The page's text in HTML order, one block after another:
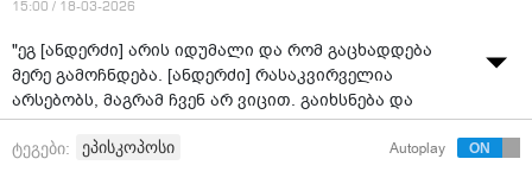
15:00 / 18-03-2026
"ეგ [ანდერძი] არის იდუმალი და რომ გაცხადდება
მერე გამოჩნდება. [ანდერძი] რასაკვირველია
არსებობს, მაგრამ ჩვენ არ ვიცით. გაიხსნება და
ყველას ეცოდინება“ - თქვა ხორნაბუჯისა და ჰერეთის
ეპისკოპოსმა მიქაელმა ჟურნალისტებთან სინოდის
ტეგები: ეპისკოპოსი Autoplay